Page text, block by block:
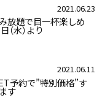
2021.06.23
放題で目一杯楽しめ
（水）より
2021.06.11
予約で”特別価格”す
す